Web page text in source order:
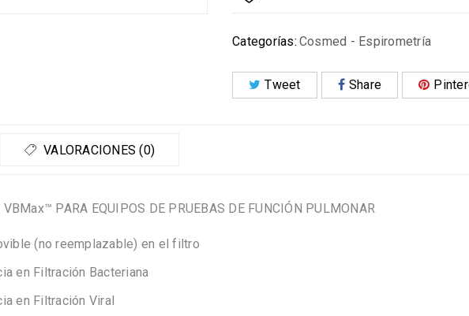
Categorías: Cosmed - Espirometría
Tweet Share
VALORACIONES (0)
VBMax™ PARA EQUIPOS DE PRUEBAS DE FUNCIÓN PULMONAR
(no reemplazable) en el filtro
en Filtración Bacteriana
en Filtración Viral